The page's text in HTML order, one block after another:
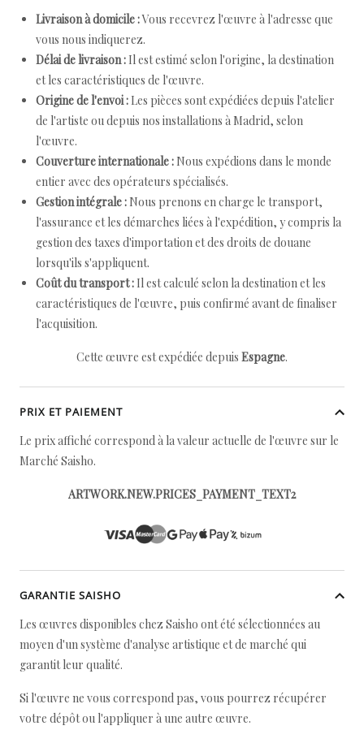
Livraison à domicile :Vous recevrez l'œuvre à l'adresse que
vous nous indiquerez.
Délai de livraison : Il est estimé selon l'origine, la destination
et les caractéristiques de l'œuvre.
Origine de l'envoi : Les pièces sont expédiées depuis l'atelier
de l'artiste ou depuis nos installations à Madrid, selon
l'œuvre.
Couverture internationale : Nous expédions dans le monde
entier avec des opérateurs spécialisés.
Gestion intégrale : Nous prenons en charge le transport,
l'assurance et les démarches liées à l'expédition, y compris la
gestion des taxes d'importation et des droits de douane
lorsqu'ils s'appliquent.
Coût du transport : Il est calculé selon la destination et les
caractéristiques de l'œuvre, puis confirmé avant de finaliser
l'acquisition.
Cette œuvre est expédiée depuis Espagne.
PRIX ET PAIEMENT
Le prix affiché correspond à la valeur actuelle de l'œuvre sur le
Marché Saisho.
ARTWORK.NEW.PRICES_PAYMENT_TEXT2
GARANTIE SAISHO
Les œuvres disponibles chez Saisho ont été sélectionnées au
moyen d'un système d'analyse artistique et de marché qui
garantit leur qualité.
Si l'œuvre ne vous correspond pas, vous pourrez récupérer
votre dépôt ou l'appliquer à une autre œuvre.